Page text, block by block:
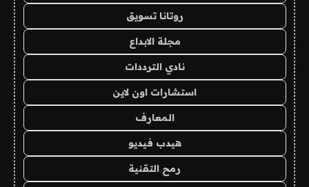
روتانا تسويق
مجلة الابداع
نادي الترددات
استشارات اون لاين
المعارف
هيدب فيديو
رمح التقنية